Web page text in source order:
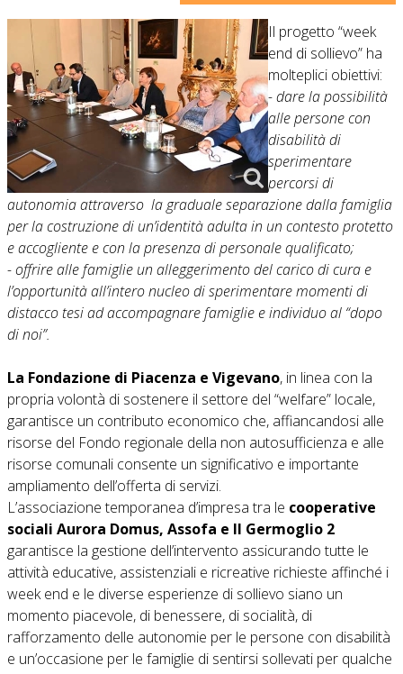
Il progetto “week
end di sollievo” ha
molteplici obiettivi:
- dare la possibilità
alle persone con
disabilità di
sperimentare
percorsi di
autonomia attraverso la graduale separazione dalla famiglia
per la costruzione di un’identità adulta in un contesto protetto
e accogliente e con la presenza di personale qualificato;
- offrire alle famiglie un alleggerimento del carico di cura e
l’opportunità all’intero nucleo di sperimentare momenti di
distacco tesi ad accompagnare famiglie e individuo al “dopo
di noi”.
La Fondazione di Piacenza e Vigevano, in linea con la
propria volontà di sostenere il settore del “welfare” locale,
garantisce un contributo economico che, affiancandosi alle
risorse del Fondo regionale della non autosufficienza e alle
risorse comunali consente un significativo e importante
ampliamento dell’offerta di servizi.
L’associazione temporanea d’impresa tra le cooperative
sociali Aurora Domus, Assofa e Il Germoglio 2
garantisce la gestione dell’intervento assicurando tutte le
attività educative, assistenziali e ricreative richieste affinché i
week end e le diverse esperienze di sollievo siano un
momento piacevole, di benessere, di socialità, di
rafforzamento delle autonomie per le persone con disabilità
e un’occasione per le famiglie di sentirsi sollevati per qualche